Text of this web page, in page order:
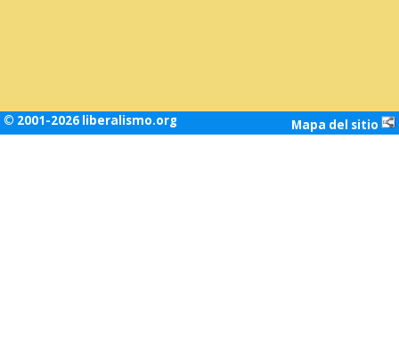
© 2001-2026 liberalismo.org Mapa del sitio